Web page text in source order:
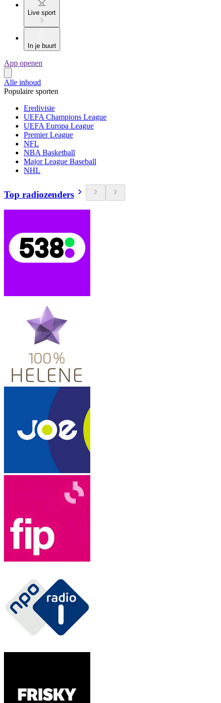
Live sport
In je buurt
App openen
Alle inhoud
Populaire sporten
Eredivisie
UEFA Champions League
UEFA Europa League
Premier League
NFL
NBA Basketball
Major League Baseball
NHL
Top radiozenders